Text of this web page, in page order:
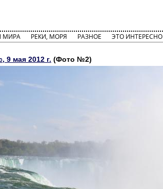
МИРА РЕКИ, МОРЯ РАЗНОЕ ЭТО ИНТЕРЕСНО
9 мая 2012 г. (Фото №2)